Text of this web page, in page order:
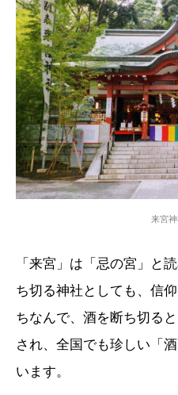
来宮
「来宮」は「忌の宮」と
ち切る神社としても、信
ちなんで、酒を断ち切る
され、全国でも珍しい「
います。